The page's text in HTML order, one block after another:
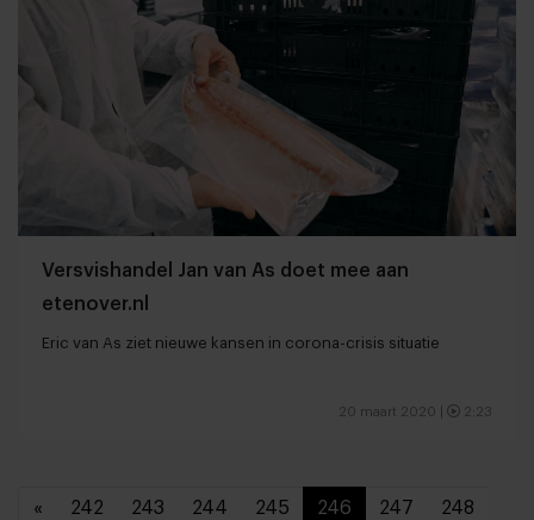
Versvishandel Jan van As doet mee aan
etenover.nl
Eric van As ziet nieuwe kansen in corona-crisis situatie
20 maart 2020 2:23
« 242 243 244 245 246 247 248